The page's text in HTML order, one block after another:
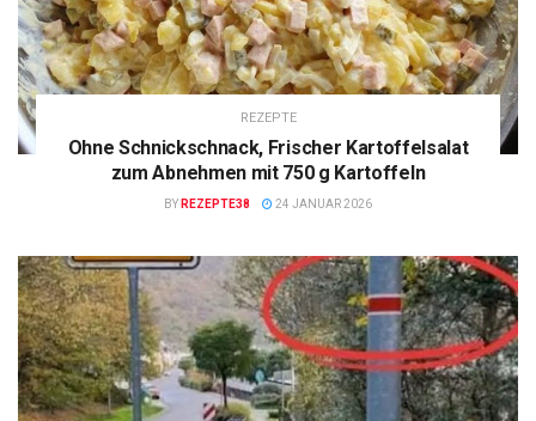
REZEPTE
Ohne Schnickschnack, Frischer Kartoffelsalat
zum Abnehmen mit 750 g Kartoffeln
BY REZEPTE38 24 JANUAR 2026